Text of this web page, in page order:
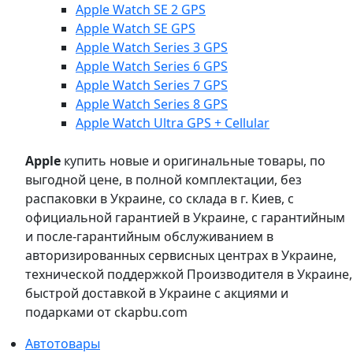
Apple Watch SE 2 GPS
Apple Watch SE GPS
Apple Watch Series 3 GPS
Apple Watch Series 6 GPS
Apple Watch Series 7 GPS
Apple Watch Series 8 GPS
Apple Watch Ultra GPS + Cellular
Apple купить новые и оригинальные товары, по
выгодной цене, в полной комплектации, без
распаковки в Украине, со склада в г. Киев, с
официальной гарантией в Украине, с гарантийным
и после-гарантийным обслуживанием в
авторизированных сервисных центрах в Украине,
технической поддержкой Производителя в Украине,
быстрой доставкой в Украине с акциями и
подарками от ckapbu.com
Автотовары